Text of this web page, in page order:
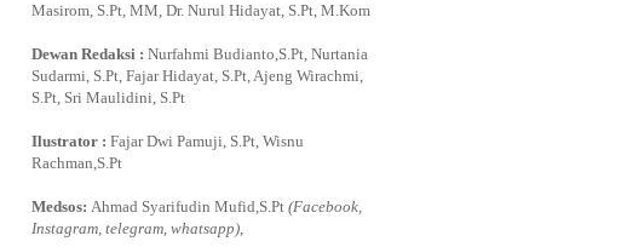
Masirom, S.Pt, MM, Dr. Nurul Hidayat, S.Pt, M.Kom
Dewan Redaksi : Nurfahmi Budianto,S.Pt, Nurtania
Sudarmi, S.Pt, Fajar Hidayat, S.Pt, Ajeng Wirachmi,
S.Pt, Sri Maulidini, S.Pt
Ilustrator : Fajar Dwi Pamuji, S.Pt, Wisnu
Rachman,S.Pt
Medsos: Ahmad Syarifudin Mufid,S.Pt (Facebook,
Instagram, telegram, whatsapp),